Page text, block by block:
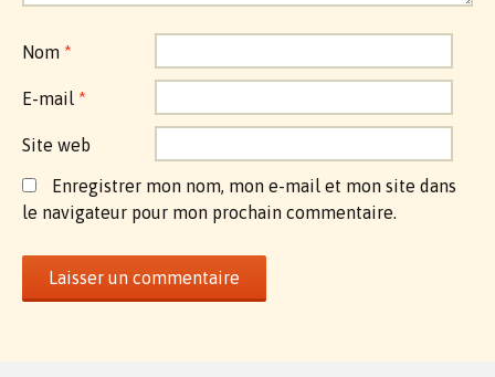
Nom *
E-mail *
Site web
Enregistrer mon nom, mon e-mail et mon site dans
le navigateur pour mon prochain commentaire.